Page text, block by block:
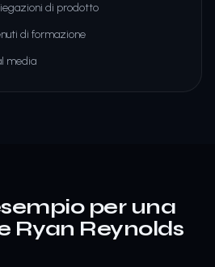
di prodotto
di formazione
media
per una
Ryan Reynolds